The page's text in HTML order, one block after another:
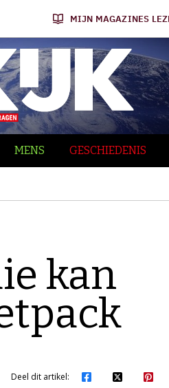
MIJN MAGAZINES
MENS GESCHIEDENIS
kan
Deel dit artikel: